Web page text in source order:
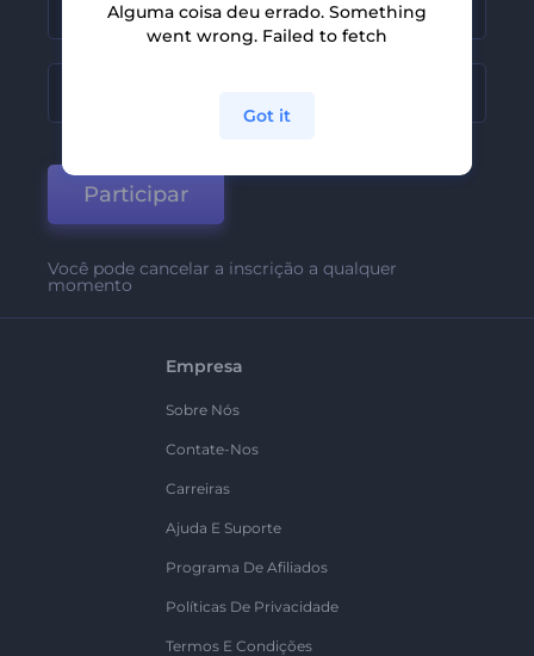
Participar
Você pode cancelar a inscrição a qualquer
momento
Empresa
Sobre Nós
Contate-Nos
Carreiras
Ajuda E Suporte
Programa De Afiliados
Políticas De Privacidade
Termos E Condições
Alguma coisa deu errado. Something
went wrong. Failed to fetch
Got it